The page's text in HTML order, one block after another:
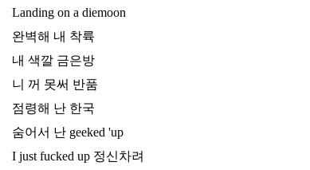
Landing on a diemoon
완벽해 내 착륙
내 색깔 금은방
니 꺼 못써 반품
점령해 난 한국
숨어서 난 geeked 'up
I just fucked up 정신차려